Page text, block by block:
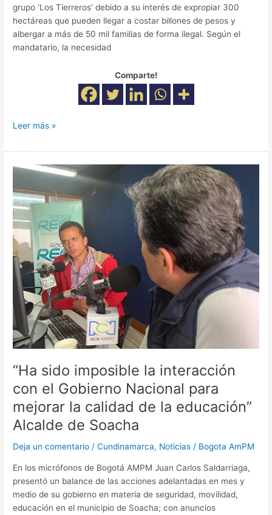
grupo ‘Los Tierreros’ debido a su interés de expropiar 300
hectáreas que pueden llegar a costar billones de pesos y
albergar a más de 50 mil familias de forma ilegal. Según el
mandatario, la necesidad
Comparte!
Leer más »
“Ha sido imposible la interacción
con el Gobierno Nacional para
mejorar la calidad de la educación”
Alcalde de Soacha
Deja un comentario /Cundinamarca, Noticias / Bogota AmPM
En los micrófonos de Bogotá AMPM Juan Carlos Saldarriaga,
presentó un balance de las acciones adelantadas en mes y
medio de su gobierno en materia de seguridad, movilidad,
educación en el municipio de Soacha; con anuncios
“Ha
imposible
la
interacción
con
el
Gobierno
Nacional
para
mejorar
la
calidad
de
educación”
Alcalde
de
Soacha